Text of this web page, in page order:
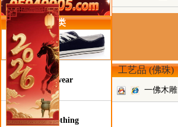
类目详细分类
鞋类-Footwear
服装类-Clothing
工艺品 (佛珠)
一佛木雕